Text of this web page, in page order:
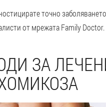
точно
от мрежата Family Doctor.
ЗА